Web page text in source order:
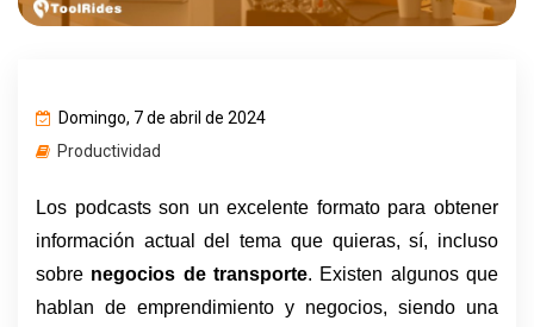
Domingo, 7 de abril de 2024
Productividad
Los podcasts son un excelente formato para obtener
información actual del tema que quieras, sí, incluso
sobre negocios de transporte. Existen algunos que
hablan de emprendimiento y negocios, siendo una